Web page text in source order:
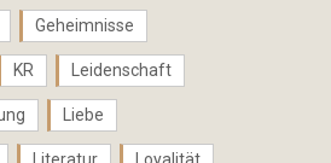
Geheimnisse
KR Leidenschaft
Liebe